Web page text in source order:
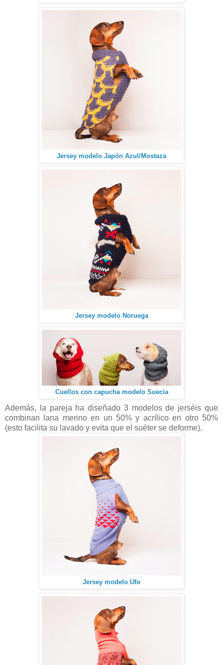
Jersey modelo Japón Azul/Mostaza
Jersey modelo Noruega
Cuellos con capucha modelo Suecia
Además, la pareja ha diseñado 3 modelos de jerséis que
combinan lana merino en un 50% y acrílico en otro 50%
(esto facilita su lavado y evita que el suéter se deforme).
Jersey modelo Ufo